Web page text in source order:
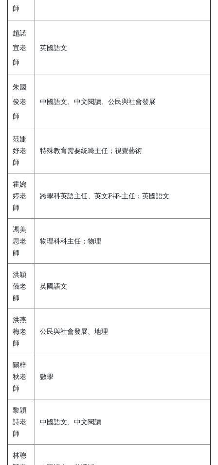
師
趙諾
宜老
師
英國語文
朱國
俊老
師
中國語文、中文閱讀、公民與社會發展
范婕
妤老
師
特殊教育需要統籌主任；視覺藝術
霍婉
婷老
師
跨學科英語主任、英文科科主任；英國語文
馮美
思老
師
物理科科主任；物理
洪穎
儀老
師
英國語文
洪燕
梅老
師
公民與社會發展、地理
關梓
秋老
師
數學
黎穎
詩老
師
中國語文、中文閱讀
林聰